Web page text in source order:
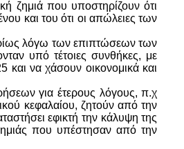
ζημιά που υποστηρίζουν ότι
και του ότι οι απώλειες των
λόγω των επιπτώσεων των
υπό τέτοιες συνθήκες, με
να χάσουν οικονομικά και
για έτερους λόγους, π.χ
κεφαλαίου, ζητούν από την
εφικτή την κάλυψη της
που υπέστησαν από την